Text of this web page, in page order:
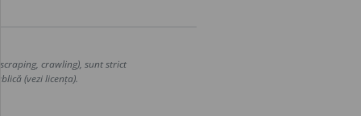
crawling), sunt strict
(vezi licența).